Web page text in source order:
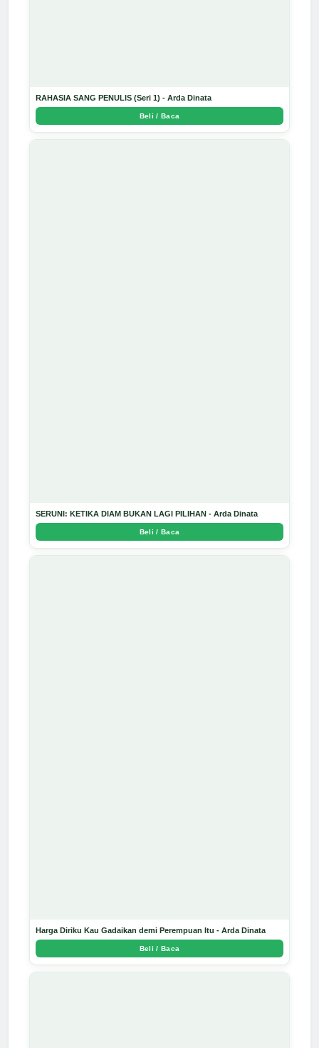
RAHASIA SANG PENULIS (Seri 1) - Arda Dinata
Beli / Baca
SERUNI: KETIKA DIAM BUKAN LAGI PILIHAN - Arda Dinata
Beli / Baca
Harga Diriku Kau Gadaikan demi Perempuan Itu - Arda Dinata
Beli / Baca